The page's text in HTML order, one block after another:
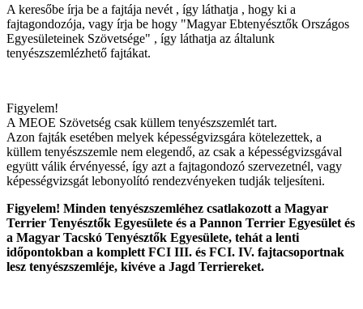
A keresőbe írja be a fajtája nevét , így láthatja , hogy ki a
fajtagondozója, vagy írja be hogy "Magyar Ebtenyésztők Országos
Egyesületeinek Szövetsége" , így láthatja az általunk
tenyészszemlézhető fajtákat.
Figyelem!
A MEOE Szövetség csak küllem tenyészszemlét tart.
Azon fajták esetében melyek képességvizsgára kötelezettek, a
küllem tenyészszemle nem elegendő, az csak a képességvizsgával
együtt válik érvényessé, így azt a fajtagondozó szervezetnél, vagy
képességvizsgát lebonyolító rendezvényeken tudják teljesíteni.
Figyelem! Minden tenyészszemléhez csatlakozott a Magyar
Terrier Tenyésztők Egyesülete és a Pannon Terrier Egyesület és
a Magyar Tacskó Tenyésztők Egyesülete, tehát a lenti
időpontokban a komplett FCI III. és FCI. IV. fajtacsoportnak
lesz tenyészszemléje, kivéve a Jagd Terriereket.